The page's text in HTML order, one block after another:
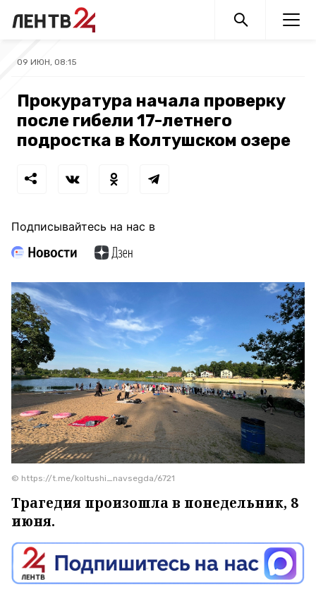
09 ИЮН, 08:15
Прокуратура начала проверку
после гибели 17-летнего
подростка в Колтушском озере
Подписывайтесь на нас в
© https://t.me/koltushi_navsegda/6721
Трагедия произошла в понедельник, 8
июня.